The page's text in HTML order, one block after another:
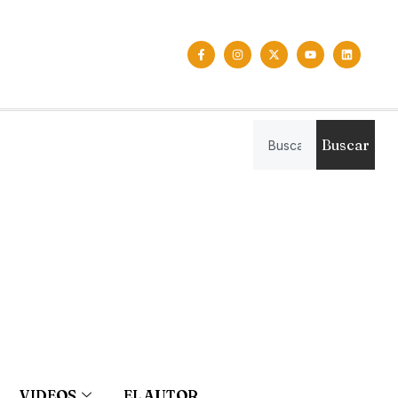
Buscar